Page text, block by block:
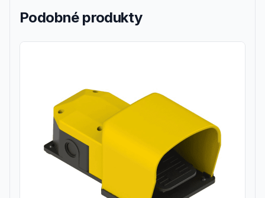
Podobné produkty